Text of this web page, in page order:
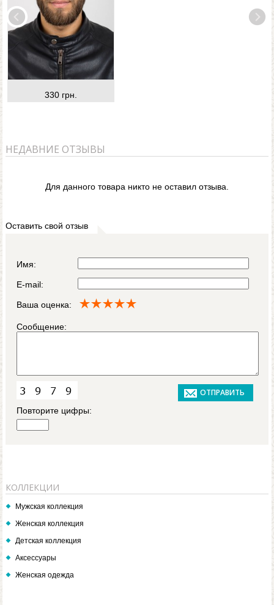
330 грн.
НЕДАВНИЕ ОТЗЫВЫ
Для данного товара никто не оставил отзыва.
Оставить свой отзыв
Имя:
E-mail:
Ваша оценка:
Сообщение:
Повторите цифры:
КОЛЛЕКЦИИ
Мужская коллекция
Женская коллекция
Детская коллекция
Аксессуары
Женская одежда